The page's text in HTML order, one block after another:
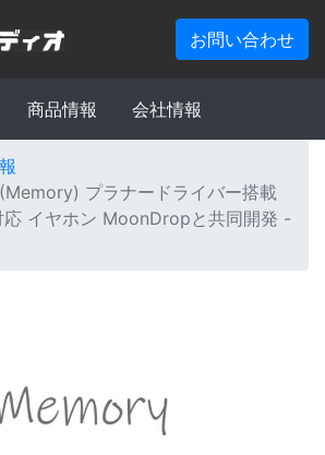
お問い合わせ
商品情報 会社情報
プラナードライバー搭載
応 イヤホン MoonDropと共同開発 -